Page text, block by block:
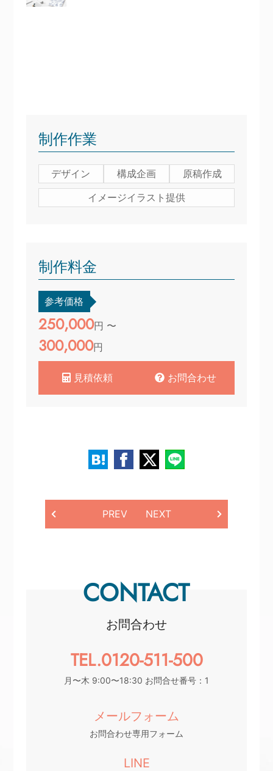
制作作業
デザイン 構成企画
原稿作成
イメージイラスト提供
制作料金
参考価格
250,000円 〜
300,000円
見積依頼 お問合わせ
PREV NEXT
CONTACT
お問合わせ
TEL.0120-511-500
月〜木 9:00〜18:30 お問合せ番号：1
メールフォーム
お問合わせ専用フォーム
LINE